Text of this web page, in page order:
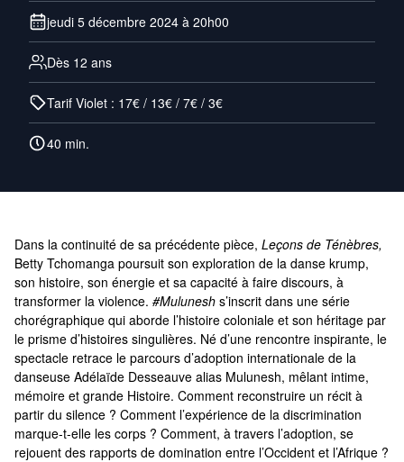
jeudi 5 décembre 2024 à 20h00
Dès 12 ans
Tarif Violet : 17€ / 13€ / 7€ / 3€
40 min.
Dans la continuité de sa précédente pièce, Leçons de Ténèbres,
Betty Tchomanga poursuit son exploration de la danse krump,
son histoire, son énergie et sa capacité à faire discours, à
transformer la violence. #Mulunesh s’inscrit dans une série
chorégraphique qui aborde l’histoire coloniale et son héritage par
le prisme d’histoires singulières. Né d’une rencontre inspirante, le
spectacle retrace le parcours d’adoption internationale de la
danseuse Adélaïde Desseauve alias Mulunesh, mêlant intime,
mémoire et grande Histoire. Comment reconstruire un récit à
partir du silence ? Comment l’expérience de la discrimination
marque-t-elle les corps ? Comment, à travers l’adoption, se
rejouent des rapports de domination entre l’Occident et l’Afrique ?